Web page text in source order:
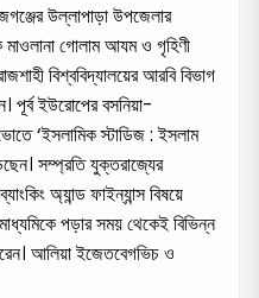
উল্লাপাড়া উপজেলার
মাওলানা গোলাম আযম ও গৃহিণী
বিশ্ববিদ্যালয়ের আরবি বিভাগ
ইউরোপের বসনিয়া-
‘ইসলামিক স্টাডিজ : ইসলাম
সম্প্রতি যুক্তরাজ্যের
অ্যান্ড ফাইন্যান্স বিষয়ে
পড়ার সময় থেকেই বিভিন্ন
আলিয়া ইজেতবেগভিচ ও